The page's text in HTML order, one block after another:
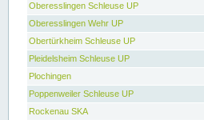
Oberesslingen Schleuse UP
Oberesslingen Wehr UP
Obertürkheim Schleuse UP
Pleidelsheim Schleuse UP
Plochingen
Poppenweiler Schleuse UP
Rockenau SKA